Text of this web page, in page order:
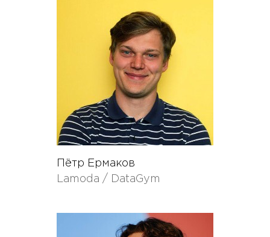
Пётр Ермаков
Lamoda / DataGym